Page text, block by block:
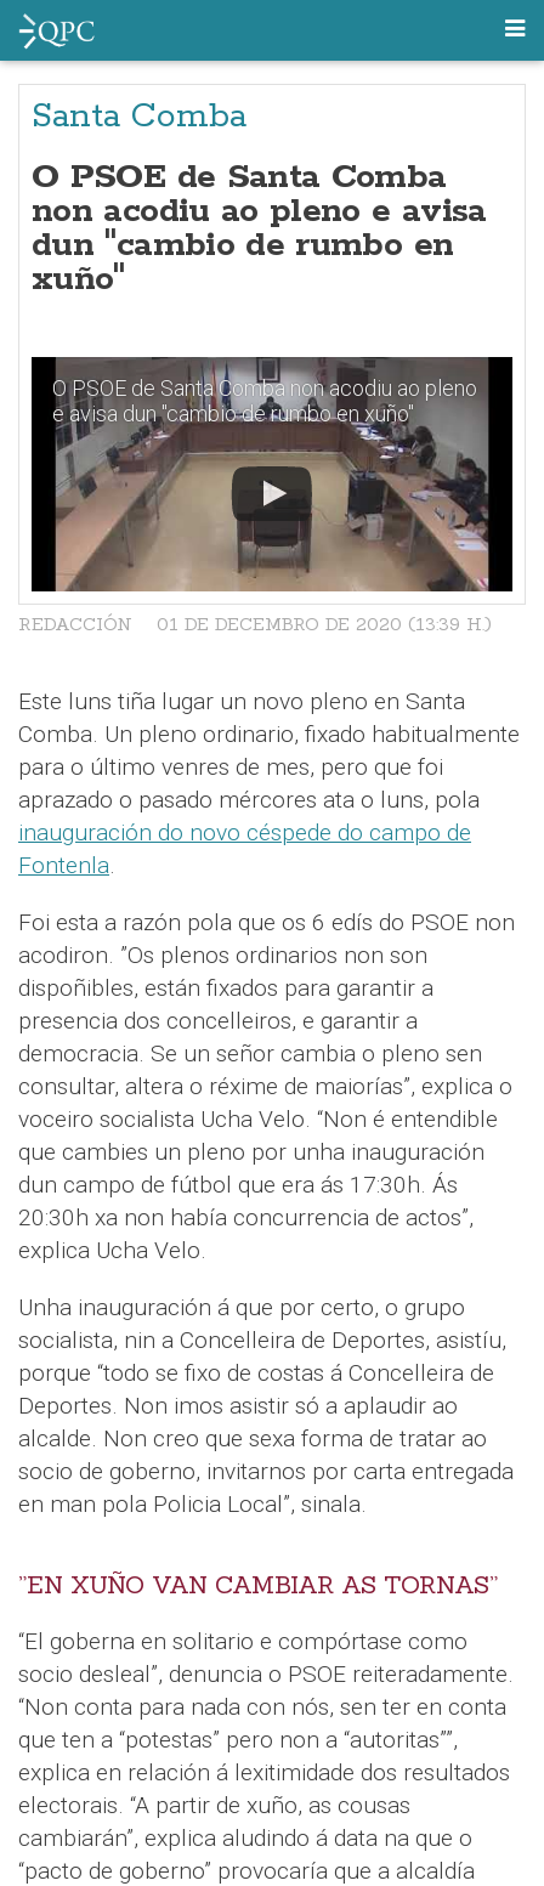
Santa Comba
O PSOE de Santa Comba
non acodiu ao pleno e avisa
dun "cambio de rumbo en
xuño"
O PSOE de Santa Comba non acodiu ao pleno
e avisa dun "cambio de rumbo en xuño"
01 DE DECEMBRO DE 2020 (13:39 H.)
REDACCIÓN
Este luns tiña lugar un novo pleno en Santa
Comba. Un pleno ordinario, fixado habitualmente
para o último venres de mes, pero que foi
aprazado o pasado mércores ata o luns, pola
inauguración do novo céspede do campo de
Fontenla.
Foi esta a razón pola que os 6 edís do PSOE non
acodiron. ”Os plenos ordinarios non son
dispoñibles, están fixados para garantir a
presencia dos concelleiros, e garantir a
democracia. Se un señor cambia o pleno sen
consultar, altera o réxime de maiorías”, explica o
voceiro socialista Ucha Velo. “Non é entendible
que cambies un pleno por unha inauguración
dun campo de fútbol que era ás 17:30h. Ás
20:30h xa non había concurrencia de actos”,
explica Ucha Velo.
Unha inauguración á que por certo, o grupo
socialista, nin a Concelleira de Deportes, asistíu,
porque “todo se fixo de costas á Concelleira de
Deportes. Non imos asistir só a aplaudir ao
alcalde. Non creo que sexa forma de tratar ao
socio de goberno, invitarnos por carta entregada
en man pola Policia Local”, sinala.
”EN XUÑO VAN CAMBIAR AS TORNAS”
“El goberna en solitario e compórtase como
socio desleal”, denuncia o PSOE reiteradamente.
“Non conta para nada con nós, sen ter en conta
que ten a “potestas” pero non a “autoritas””,
explica en relación á lexitimidade dos resultados
electorais. “A partir de xuño, as cousas
cambiarán”, explica aludindo á data na que o
“pacto de goberno” provocaría que a alcaldía